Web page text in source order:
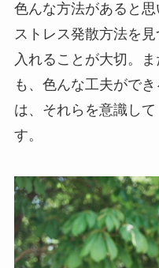
色んな方法があると
ストレス発散方法を
入れることが大切。
も、色んな工夫がで
は、それらを意識し
す。